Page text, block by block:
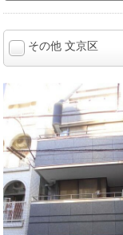
その他 文京区
図面番号：434650
【以前の業態】